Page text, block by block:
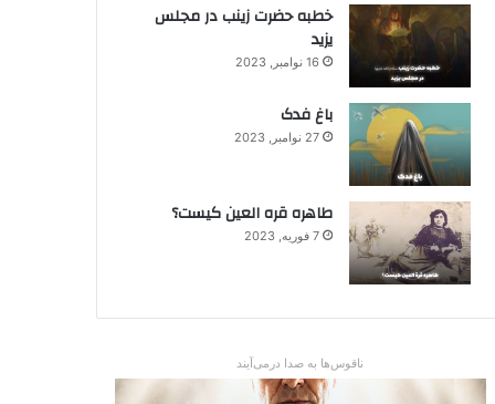
خطبه حضرت زینب در مجلس
یزید
16 نوامبر, 2023
باغ فدک
27 نوامبر, 2023
طاهره قره العین کیست؟
7 فوریه, 2023
ناقوس‌ها به صدا در‌می‌آیند